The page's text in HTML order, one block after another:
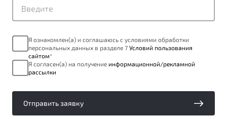
Универсальный кроссовер
Обзор В наличии
Спецпредложения
Запись на сервис
Калькулятор ТО
Клиентская поддержка
Я ознакомлен(а) и соглашаюсь с условиями обработки
персональных данных в разделе 7 Условий пользования
сайтом*
Я согласен(а) на получение информационной/рекламной
рассылки
Отправить заявку